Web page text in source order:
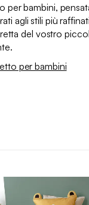
per bambini,
agli stili più
del vostro
per bambini